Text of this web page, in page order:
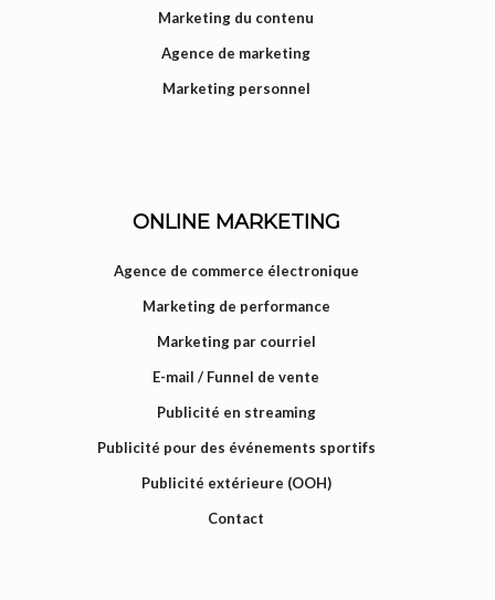
Marketing du contenu
Agence de marketing
Marketing personnel
ONLINE MARKETING
Agence de commerce électronique
Marketing de performance
Marketing par courriel
E-mail / Funnel de vente
Publicité en streaming
Publicité pour des événements sportifs
Publicité extérieure (OOH)
Contact